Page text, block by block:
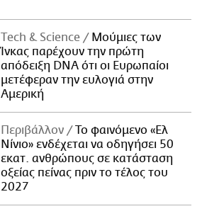
Τech & Science
Μούμιες των
Ίνκας παρέχουν την πρώτη
απόδειξη DNA ότι οι Ευρωπαίοι
μετέφεραν την ευλογιά στην
Αμερική
Περιβάλλον
Το φαινόμενο «Ελ
Νίνιο» ενδέχεται να οδηγήσει 50
εκατ. ανθρώπους σε κατάσταση
οξείας πείνας πριν το τέλος του
2027